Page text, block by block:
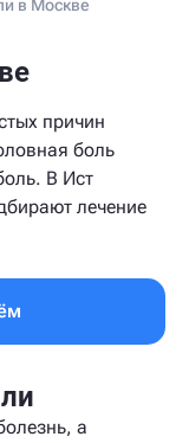
в Москве
причин
боль
В Ист
лечение
а